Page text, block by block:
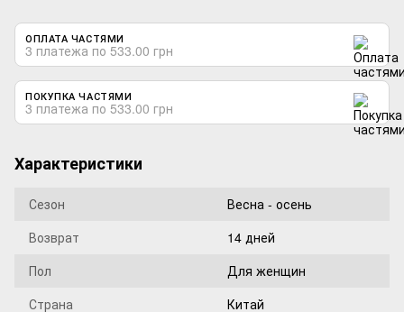
ОПЛАТА ЧАСТЯМИ
3 платежа по 533.00 грн
ПОКУПКА ЧАСТЯМИ
3 платежа по 533.00 грн
Характеристики
Сезон
Весна - осень
Возврат
14 дней
Пол
Для женщин
Страна
Китай